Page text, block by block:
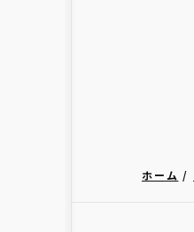
ホーム